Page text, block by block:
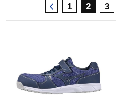
ランニング
トレーニング
1 2 3